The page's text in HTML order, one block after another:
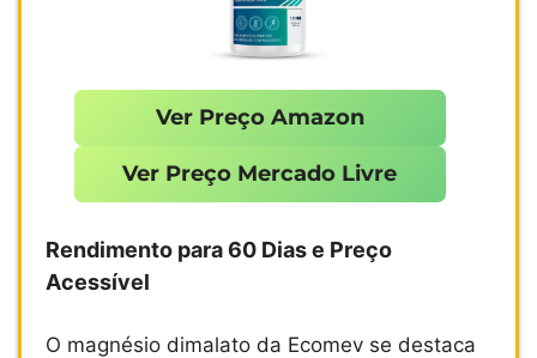
Ver Preço Amazon
Ver Preço Mercado Livre
Rendimento para 60 Dias e Preço
Acessível
O magnésio dimalato da Ecomev se destaca